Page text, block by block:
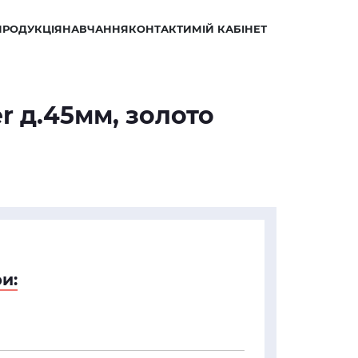
НАВЧАННЯКОНТАКТИМІЙ КАБІНЕТ
д.45мм, золото